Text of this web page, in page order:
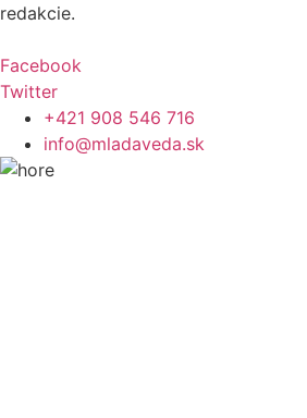
redakcie.
Facebook
Twitter
+421 908 546 716
info@mladaveda.sk